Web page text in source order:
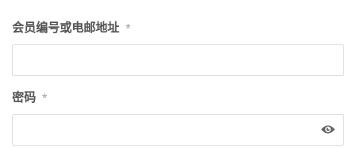
会员编号或电邮地址 *
密码 *